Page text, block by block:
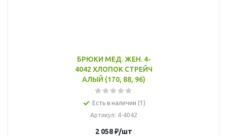
БРЮКИ МЕД. ЖЕН. 4-
4042 ХЛОПОК СТРЕЙЧ
АЛЫЙ (170, 88, 96)
Есть в наличии (1)
Артикул: 4-4042
2 058₽/шт